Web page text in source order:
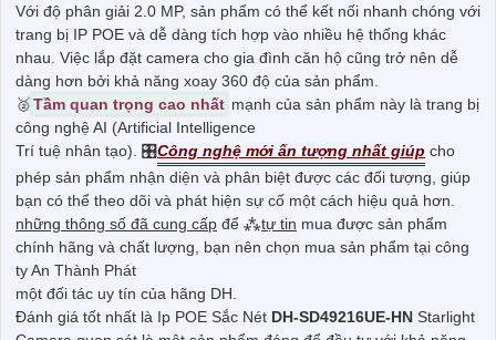
Với độ phân giải 2.0 MP, sản phẩm có thể kết nối nhanh chóng với
trang bị IP POE và dễ dàng tích hợp vào nhiều hệ thống khác
nhau. Việc lắp đặt camera cho gia đình căn hộ cũng trở nên dễ
dàng hơn bởi khả năng xoay 360 độ của sản phẩm.
🥈️Tầm quan trọng cao nhất mạnh của sản phẩm này là trang bị
công nghệ AI (Artificial Intelligence
Trí tuệ nhân tạo). 🎛Công nghệ mới ấn tượng nhất giúp cho
phép sản phẩm nhận diện và phân biệt được các đối tượng, giúp
bạn có thể theo dõi và phát hiện sự cố một cách hiệu quả hơn.
những thông số đã cung cấp để ⁂tự tin mua được sản phẩm
chính hãng và chất lượng, bạn nên chọn mua sản phẩm tại công
ty An Thành Phát
một đối tác uy tín của hãng DH.
Đánh giá tốt nhất là Ip POE Sắc Nét DH-SD49216UE-HN Starlight